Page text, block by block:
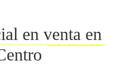
en venta en